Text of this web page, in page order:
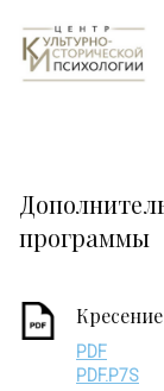
программы
Кресение
PDF
PDF.P7S